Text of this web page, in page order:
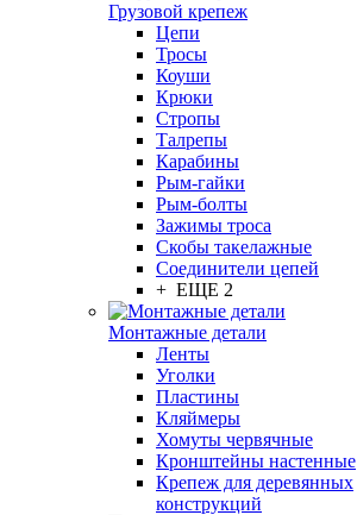
Грузовой крепеж
Цепи
Тросы
Коуши
Крюки
Стропы
Талрепы
Карабины
Рым-гайки
Рым-болты
Зажимы троса
Скобы такелажные
Соединители цепей
+ ЕЩЕ 2
Монтажные детали
Ленты
Уголки
Пластины
Кляймеры
Хомуты червячные
Кронштейны настенные
Крепеж для деревянных
конструкций